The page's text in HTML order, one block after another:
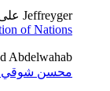
Jeffreyger
of Nations
Abdelwahab
محسن شوقي |